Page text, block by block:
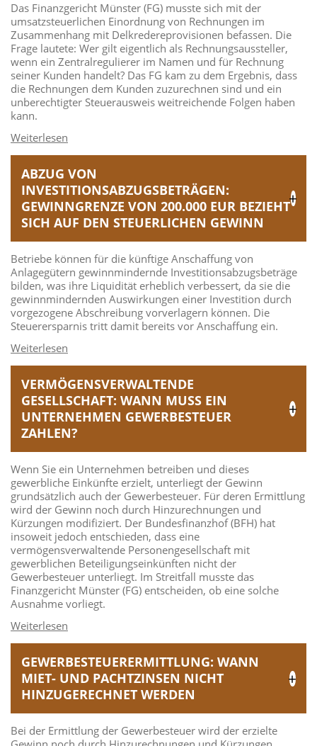
Das Finanzgericht Münster (FG) musste sich mit der
umsatzsteuerlichen Einordnung von Rechnungen im
Zusammenhang mit Delkredereprovisionen befassen. Die
Frage lautete: Wer gilt eigentlich als Rechnungsaussteller,
wenn ein Zentralregulierer im Namen und für Rechnung
seiner Kunden handelt? Das FG kam zu dem Ergebnis, dass
die Rechnungen dem Kunden zuzurechnen sind und ein
unberechtigter Steuerausweis weitreichende Folgen haben
kann.
ABZUG VON
INVESTITIONSABZUGSBETRÄGEN:
GEWINNGRENZE VON 200.000 EUR BEZIEHT
SICH AUF DEN STEUERLICHEN GEWINN
Betriebe können für die künftige Anschaffung von
Anlagegütern gewinnmindernde Investitionsabzugsbeträge
bilden, was ihre Liquidität erheblich verbessert, da sie die
gewinnmindernden Auswirkungen einer Investition durch
vorgezogene Abschreibung vorverlagern können. Die
Steuerersparnis tritt damit bereits vor Anschaffung ein.
VERMÖGENSVERWALTENDE
GESELLSCHAFT: WANN MUSS EIN
UNTERNEHMEN GEWERBESTEUER
ZAHLEN?
Wenn Sie ein Unternehmen betreiben und dieses
gewerbliche Einkünfte erzielt, unterliegt der Gewinn
grundsätzlich auch der Gewerbesteuer. Für deren Ermittlung
wird der Gewinn noch durch Hinzurechnungen und
Kürzungen modifiziert. Der Bundesfinanzhof (BFH) hat
insoweit jedoch entschieden, dass eine
vermögensverwaltende Personengesellschaft mit
gewerblichen Beteiligungseinkünften nicht der
Gewerbesteuer unterliegt. Im Streitfall musste das
Finanzgericht Münster (FG) entscheiden, ob eine solche
Ausnahme vorliegt.
GEWERBESTEUERERMITTLUNG: WANN
MIET- UND PACHTZINSEN NICHT
HINZUGERECHNET WERDEN
Bei der Ermittlung der Gewerbesteuer wird der erzielte